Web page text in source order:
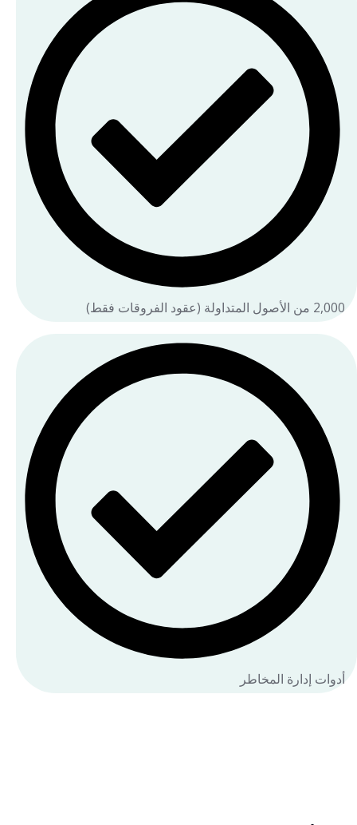
2,000 من الأصول المتداولة (عقود الفروقات فقط)
أدوات إدارة المخاطر